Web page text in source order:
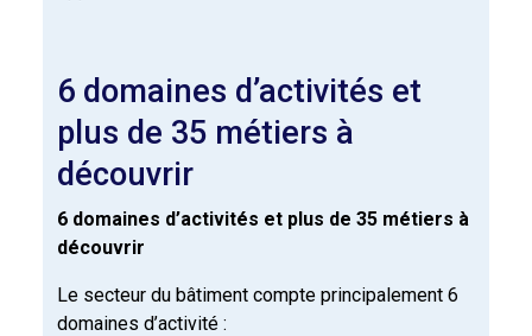
6 domaines d’activités et
plus de 35 métiers à
découvrir
6 domaines d’activités et plus de 35 métiers à
découvrir
Le secteur du bâtiment compte principalement 6
domaines d’activité :